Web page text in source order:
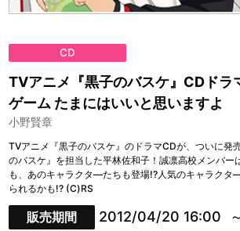
CD
TVアニメ『黒子のバスケ』CDドラ
ゲーム たまにはいいと思いますよ
小野賢章
TVアニメ『黒子のバスケ』のドラマCDが、ついに発
のバスケ』を担当した平林佐和子！誠凛高校メンバー
も、あのキャラクタ―たちも登場!?人気のキャラクタ
られるかも!? (C)RS
販売期間 2012/04/20 16:00